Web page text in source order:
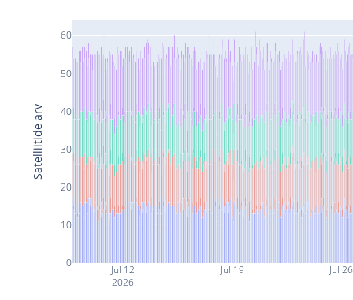
Jul 12
2026
Jul 19 Jul 26
0
10
20
30
40
50
60
Satelliitide arv